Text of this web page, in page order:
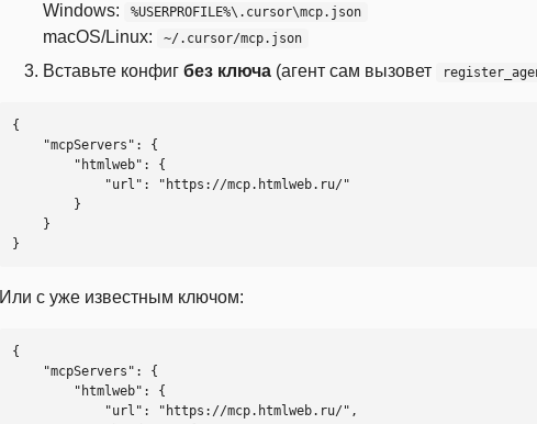
Windows:
%USERPROFILE%\.cursor\mcp.json
macOS/Linux: ~/.cursor/mcp.json
Вставьте конфиг без ключа (агент сам вызовет
{
}
Или с уже известным ключом:
{